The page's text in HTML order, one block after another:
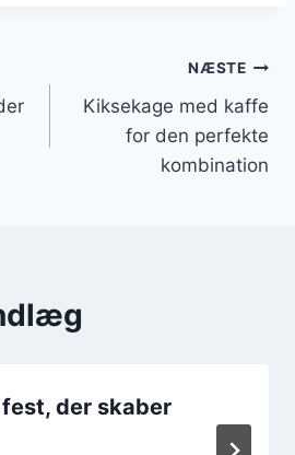
NÆSTE
Kiksekage med kaffe
for den perfekte
kombination
der skaber